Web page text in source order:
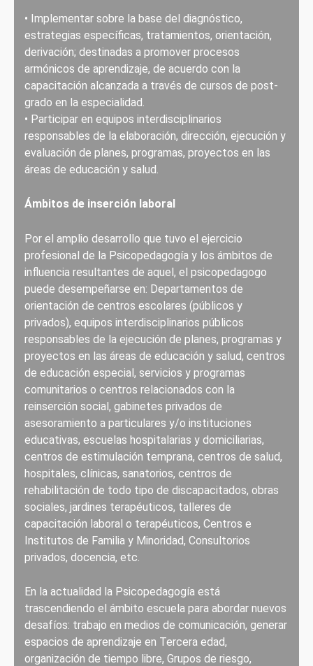
• Implementar sobre la base del diagnóstico,
estrategias específicas, tratamientos, orientación,
derivación; destinadas a promover procesos
armónicos de aprendizaje, de acuerdo con la
capacitación alcanzada a través de cursos de post-
grado en la especialidad.
• Participar en equipos interdisciplinarios
responsables de la elaboración, dirección, ejecución y
evaluación de planes, programas, proyectos en las
áreas de educación y salud.
Ámbitos de inserción laboral
Por el amplio desarrollo que tuvo el ejercicio
profesional de la Psicopedagogía y los ámbitos de
influencia resultantes de aquel, el psicopedagogo
puede desempeñarse en: Departamentos de
orientación de centros escolares (públicos y
privados), equipos interdisciplinarios públicos
responsables de la ejecución de planes, programas y
proyectos en las áreas de educación y salud, centros
de educación especial, servicios y programas
comunitarios o centros relacionados con la
reinserción social, gabinetes privados de
asesoramiento a particulares y/o instituciones
educativas, escuelas hospitalarias y domiciliarias,
centros de estimulación temprana, centros de salud,
hospitales, clínicas, sanatorios, centros de
rehabilitación de todo tipo de discapacitados, obras
sociales, jardines terapéuticos, talleres de
capacitación laboral o terapéuticos, Centros e
Institutos de Familia y Minoridad, Consultorios
privados, docencia, etc.
En la actualidad la Psicopedagogía está
trascendiendo el ámbito escuela para abordar nuevos
desafíos: trabajo en medios de comunicación, generar
espacios de aprendizaje en Tercera edad,
organización de tiempo libre, Grupos de riesgo,